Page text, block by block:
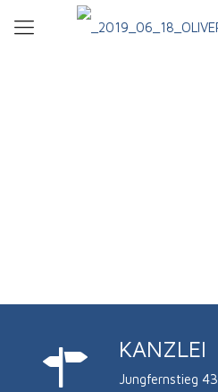
KANZLEI
Jungfernstieg 43